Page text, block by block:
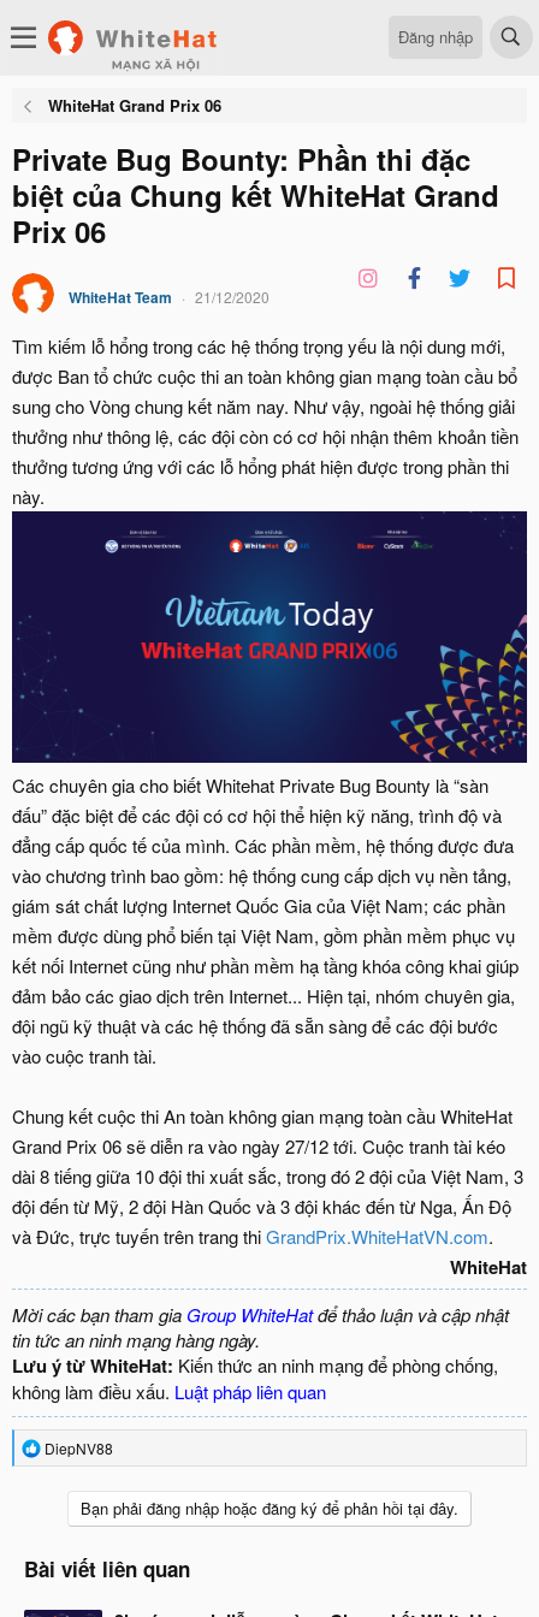
Đăng nhập
WhiteHat Grand Prix 06
Private Bug Bounty: Phần thi đặc
biệt của Chung kết WhiteHat Grand
Prix 06
WhiteHat Team 21/12/2020
Tìm kiếm lỗ hổng trong các hệ thống trọng yếu là nội dung mới,
được Ban tổ chức cuộc thi an toàn không gian mạng toàn cầu bổ
sung cho Vòng chung kết năm nay. Như vậy, ngoài hệ thống giải
thưởng như thông lệ, các đội còn có cơ hội nhận thêm khoản tiền
thưởng tương ứng với các lỗ hổng phát hiện được trong phần thi
này.
Các chuyên gia cho biết Whitehat Private Bug Bounty là “sàn
đấu” đặc biệt để các đội có cơ hội thể hiện kỹ năng, trình độ và
đẳng cấp quốc tế của mình. Các phần mềm, hệ thống được đưa
vào chương trình bao gồm: hệ thống cung cấp dịch vụ nền tảng,
giám sát chất lượng Internet Quốc Gia của Việt Nam; các phần
mềm được dùng phổ biến tại Việt Nam, gồm phần mềm phục vụ
kết nối Internet cũng như phần mềm hạ tầng khóa công khai giúp
đảm bảo các giao dịch trên Internet... Hiện tại, nhóm chuyên gia,
đội ngũ kỹ thuật và các hệ thống đã sẵn sàng để các đội bước
vào cuộc tranh tài.
Chung kết cuộc thi An toàn không gian mạng toàn cầu WhiteHat
Grand Prix 06 sẽ diễn ra vào ngày 27/12 tới. Cuộc tranh tài kéo
dài 8 tiếng giữa 10 đội thi xuất sắc, trong đó 2 đội của Việt Nam, 3
đội đến từ Mỹ, 2 đội Hàn Quốc và 3 đội khác đến từ Nga, Ấn Độ
và Đức, trực tuyến trên trang thiGrandPrix.WhiteHatVN.com.
WhiteHat
Mời các bạn tham gia Group WhiteHatđể thảo luận và cập nhật
tin tức an ninh mạng hàng ngày.
Lưu ý từ WhiteHat: Kiến thức an ninh mạng để phòng chống,
không làm điều xấu. Luật pháp liên quan
R
e
o
n
DiepNV88
Bạn phải đăng nhập hoặc đăng ký để phản hồi tại đây.
Bài viết liên quan